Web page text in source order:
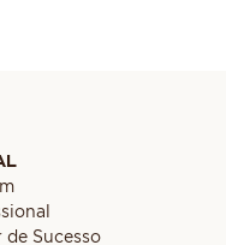
de Sucesso